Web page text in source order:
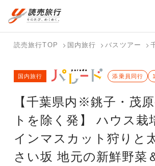
国内旅行トップ
バスツアー
を探す
個人旅行
（ブーケ）を探す
テーマから写真から探
海外旅行トップ
海外特集か
ら探す
テーマから
探す
す
読売旅行TOP 国内旅行 バスツアー
【千葉県内※銚子・茂
トを除く発】 ハウス栽
インマスカット狩りと
さい坂 地元の新鮮野菜
国内旅行 添乗員同行